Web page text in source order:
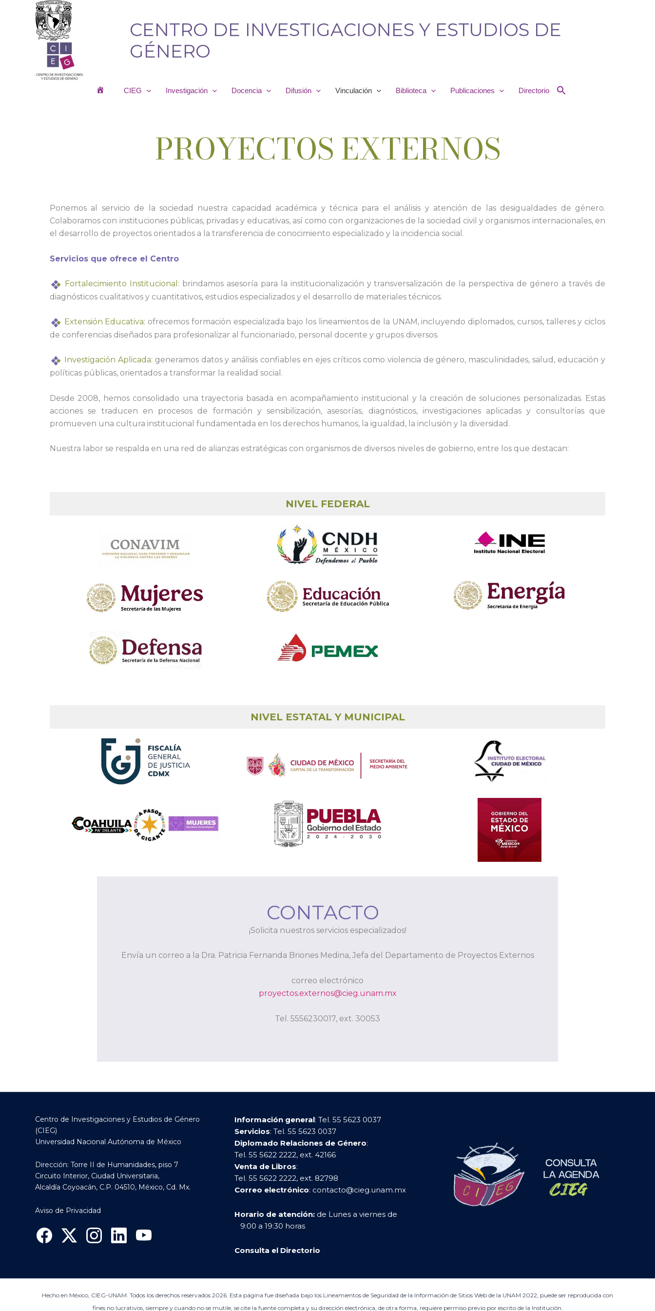
contenido
CENTRO DE INVESTIGACIONES Y ESTUDIOS DE
GÉNERO
CIEG Investigación Docencia Difusión Vinculación Biblioteca Publicaciones Directorio
PROYECTOS EXTERNOS
Ponemos al servicio de la sociedad nuestra capacidad académica y técnica para el análisis y atención de las desigualdades de género.
Colaboramos con instituciones públicas, privadas y educativas, así como con organizaciones de la sociedad civil y organismos internacionales, en
el desarrollo de proyectos orientados a la transferencia de conocimiento especializado y la incidencia social.
Servicios que ofrece el Centro
Fortalecimiento Institucional: brindamos asesoría para la institucionalización y transversalización de la perspectiva de género a través de
diagnósticos cualitativos y cuantitativos, estudios especializados y el desarrollo de materiales técnicos.
Extensión Educativa: ofrecemos formación especializada bajo los lineamientos de la UNAM, incluyendo diplomados, cursos, talleres y ciclos
de conferencias diseñados para profesionalizar al funcionariado, personal docente y grupos diversos.
Investigación Aplicada: generamos datos y análisis confiables en ejes críticos como violencia de género, masculinidades, salud, educación y
políticas públicas, orientados a transformar la realidad social.
Desde 2008, hemos consolidado una trayectoria basada en acompañamiento institucional y la creación de soluciones personalizadas. Estas
acciones se traducen en procesos de formación y sensibilización, asesorías, diagnósticos, investigaciones aplicadas y consultorías que
promueven una cultura institucional fundamentada en los derechos humanos, la igualdad, la inclusión y la diversidad.
Nuestra labor se respalda en una red de alianzas estratégicas con organismos de diversos niveles de gobierno, entre los que destacan:
NIVEL FEDERAL
NIVEL ESTATAL Y MUNICIPAL
CONTACTO
¡Solicita nuestros servicios especializados!
Envía un correo a la Dra. Patricia Fernanda Briones Medina, Jefa del Departamento de Proyectos Externos
correo electrónico
proyectos.externos@cieg.unam.mx
Tel. 5556230017, ext. 30053
Centro de Investigaciones y Estudios de Género
(CIEG)
Universidad Nacional Autónoma de México
Dirección: Torre II de Humanidades, piso 7
Circuito Interior, Ciudad Universitaria,
Alcaldía Coyoacán, C.P. 04510, México, Cd. Mx.
Aviso de Privacidad
Información general: Tel. 55 5623 0037
Servicios: Tel. 55 5623 0037
Diplomado Relaciones de Género:
Tel. 55 5622 2222, ext. 42166
Venta de Libros:
Tel. 55 5622 2222, ext. 82798
Correo electrónico: contacto@cieg.unam.mx
Horario de atención:de Lunes a viernes de
9:00 a 19:30 horas
Consulta el Directorio
Hecho en México, CIEG-UNAM. Todos los derechos reservados 2026. Esta página fue diseñada bajo los Lineamientos de Seguridad de la Información de Sitios Web de la UNAM 2022, puede ser reproducida con
fines no lucrativos, siempre y cuando no se mutile, se cite la fuente completa y su dirección electrónica, de otra forma, requiere permiso previo por escrito de la Institución.